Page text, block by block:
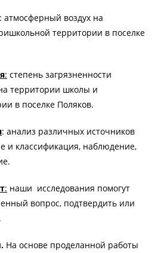
: атмосферный воздух на
территории в поселке
: степень загрязненности
территории школы и
в поселке Поляков.
: анализ различных источников
и классификация, наблюдение,
: наши исследования помогут
вопрос, подтвердить или
На основе проделанной работы